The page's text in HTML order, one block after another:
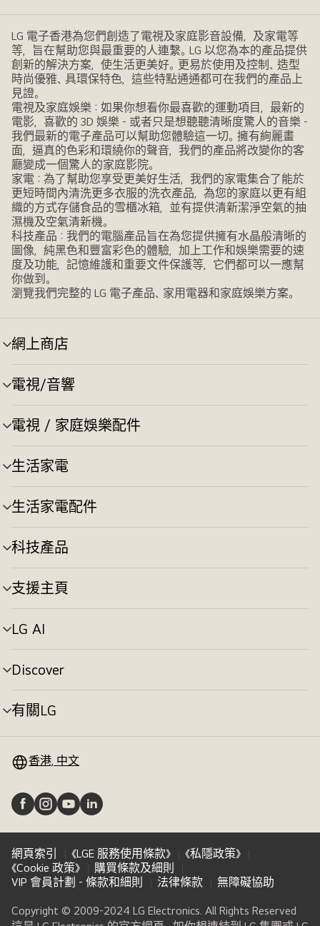
LG 電子香港為您們創造了電視及家庭影音設備，及家電等
等，旨在幫助您與最重要的人連繫。LG 以您為本的產品提供
創新的解決方案，使生活更美好。更易於使用及控制、造型
時尚優雅、具環保特色，這些特點通通都可在我們的產品上
見證。
電視及家庭娛樂：如果你想看你最喜歡的運動項目，最新的
電影，喜歡的 3D 娛樂 - 或者只是想聽聽清晰度驚人的音樂 -
我們最新的電子產品可以幫助您體驗這一切。擁有絢麗畫
面，逼真的色彩和環繞你的聲音，我們的產品將改變你的客
廳變成一個驚人的家庭影院。
家電：為了幫助您享受更美好生活，我們的家電集合了能於
更短時間內清洗更多衣服的洗衣產品，為您的家庭以更有組
織的方式存儲食品的雪櫃冰箱，並有提供清新潔淨空氣的抽
濕機及空氣清新機。
科技產品：我們的電腦產品旨在為您提供擁有水晶般清晰的
圖像，純黑色和豐富彩色的體驗，加上工作和娛樂需要的速
度及功能，記憶維護和重要文件保護等，它們都可以一應幫
你做到。
瀏覽我們完整的 LG 電子產品、家用電器和家庭娛樂方案。
網上商店
選
單
切
換
電視/音響
選
單
切
換
電視 / 家庭娛樂配件
選
單
切
換
生活家電
選
單
切
換
生活家電配件
選
單
切
換
科技產品
選
單
切
換
支援主頁
選
單
切
換
LG AI
選
單
切
換
Discover
選
單
切
換
有關LG
選
換 香港, 中文
網頁索引 《LGE 服務使用條款》
《私隱政策》
《Cookie 政策》
購買條款及細則
VIP 會員計劃 - 條款和細則
法律條款 無障礙協助
Copyright © 2009-2024 LG Electronics. All Rights Reserved